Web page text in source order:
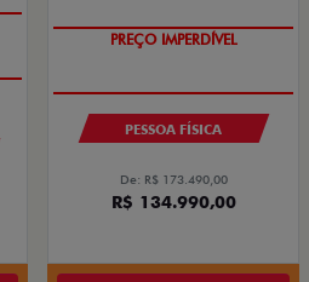
OPORTUNIDADE
PESSOA FÍSICA
De: R$ 173.490,00
R$ 134.990,00